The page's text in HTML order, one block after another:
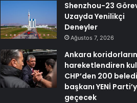
Shenzhou-23
Uzayda Yenilikçi
Deneyler
Ağustos 7, 2026
Ankara
hareketlendiren
CHP’den 200
başkanı YENİ
geçecek